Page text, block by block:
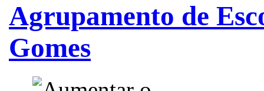
Agrupamento de
Gomes